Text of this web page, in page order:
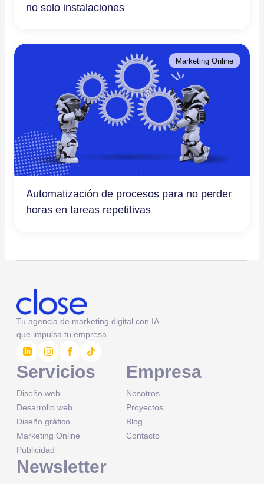
no solo instalaciones
Marketing Online
Automatización de procesos para no perder
horas en tareas repetitivas
Tu agencia de marketing digital con IA
que impulsa tu empresa
Servicios
Diseño web
Desarrollo web
Diseño gráfico
Marketing Online
Publicidad
Empresa
Nosotros
Proyectos
Blog
Contacto
Newsletter